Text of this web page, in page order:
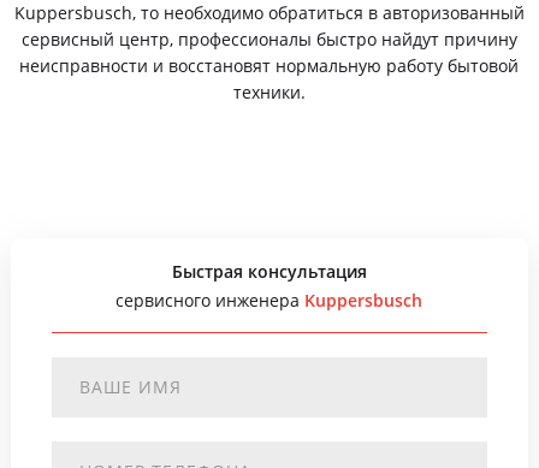
Kuppersbusch, то необходимо обратиться в авторизованный
сервисный центр, профессионалы быстро найдут причину
неисправности и восстановят нормальную работу бытовой
техники.
Быстрая консультация
сервисного инженера Kuppersbusch